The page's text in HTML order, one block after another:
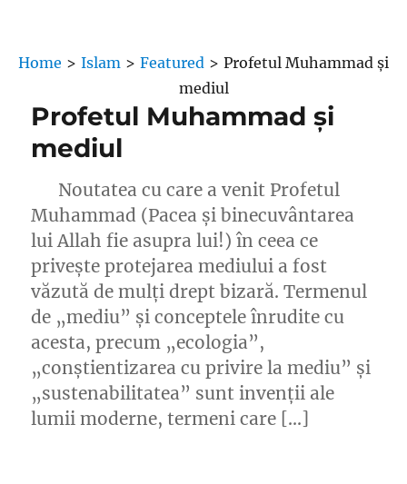
Home > Islam > Featured > Profetul Muhammad și
mediul
Profetul Muhammad și
mediul
Noutatea cu care a venit Profetul
Muhammad (Pacea și binecuvântarea
lui Allah fie asupra lui!) în ceea ce
privește protejarea mediului a fost
văzută de mulți drept bizară. Termenul
de „mediu” și conceptele înrudite cu
acesta, precum „ecologia”,
„conștientizarea cu privire la mediu” și
„sustenabilitatea” sunt invenții ale
lumii moderne, termeni care […]